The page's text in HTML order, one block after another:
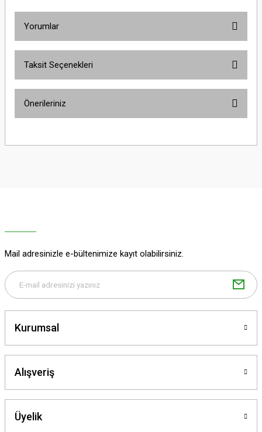
Yorumlar
Taksit Seçenekleri
Önerileriniz
yetersiz gördüğünüz noktaları öneri formunu kullanarak tarafımıza
Bu ürüne benzer farklı alternatifler olmalı.
Mail adresinizle e-bültenimize kayıt olabilirsiniz.
Kurumsal
Alışveriş
Üyelik